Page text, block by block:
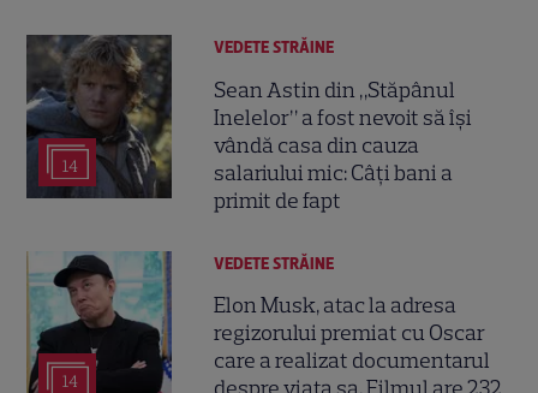
14
VEDETE STRĂINE
Sean Astin din „Stăpânul
Inelelor” a fost nevoit să își
vândă casa din cauza
salariului mic: Câți bani a
primit de fapt
14
VEDETE STRĂINE
Elon Musk, atac la adresa
regizorului premiat cu Oscar
care a realizat documentarul